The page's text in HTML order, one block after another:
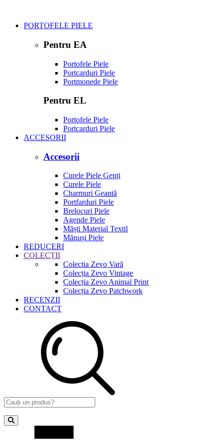
PORTOFELE PIELE
Pentru EA
Portofele Piele
Portcarduri Piele
Portmonede Piele
Pentru EL
Portofele Piele
Portcarduri Piele
ACCESORII
Accesorii
Curele Piele Genți
Curele Piele
Charmuri Geantă
Portfarduri Piele
Brelocuri Piele
Agende Piele
Măști Material Textil
Mănuși Piele
REDUCERI
COLECȚII
Colectia Zevo Vară
Colecția Zevo Vintage
Colecția Zevo Animal Print
Colecția Zevo Patchwork
RECENZII
CONTACT